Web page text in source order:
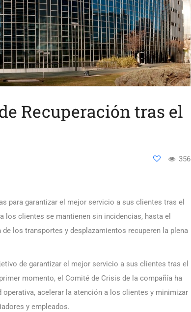
Recuperación tras el
356
para garantizar el mejor servicio a sus clientes tras el
clientes se mantienen sin incidencias, hasta el
los transportes y desplazamientos recuperen la plena
de garantizar el mejor servicio a sus clientes tras el
momento, el Comité de Crisis de la compañía ha
acelerar la atención a los clientes y minimizar
y empleados.